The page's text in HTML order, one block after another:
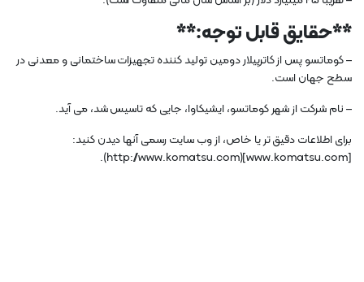
**حقایق قابل توجه:**
– کوماتسو پس از کاترپیلار دومین تولید کننده تجهیزات ساختمانی و معدنی در
سطح جهان است.
– نام شرکت از شهر کوماتسو، ایشیکاوا، جایی که تاسیس شد، می آید.
برای اطلاعات دقیق تر یا خاص، از وب سایت رسمی آنها دیدن کنید:
[www.komatsu.com](http://www.komatsu.com).